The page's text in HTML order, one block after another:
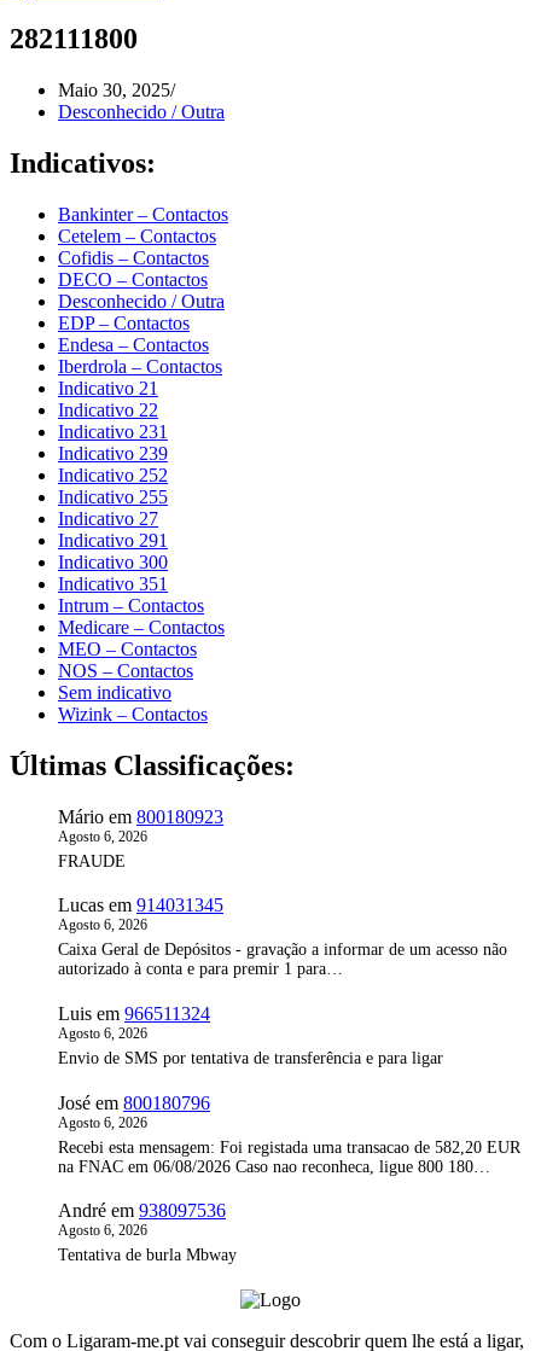
282111800
Maio 30, 2025
Desconhecido / Outra
Indicativos:
Bankinter – Contactos
Cetelem – Contactos
Cofidis – Contactos
DECO – Contactos
Desconhecido / Outra
EDP – Contactos
Endesa – Contactos
Iberdrola – Contactos
Indicativo 21
Indicativo 22
Indicativo 231
Indicativo 239
Indicativo 252
Indicativo 255
Indicativo 27
Indicativo 291
Indicativo 300
Indicativo 351
Intrum – Contactos
Medicare – Contactos
MEO – Contactos
NOS – Contactos
Sem indicativo
Wizink – Contactos
Últimas Classificações:
Mário em 800180923
Agosto 6, 2026
FRAUDE
Lucas em 914031345
Agosto 6, 2026
Caixa Geral de Depósitos - gravação a informar de um acesso não
autorizado à conta e para premir 1 para…
Luis em 966511324
Agosto 6, 2026
Envio de SMS por tentativa de transferência e para ligar
José em 800180796
Agosto 6, 2026
Recebi esta mensagem: Foi registada uma transacao de 582,20 EUR
na FNAC em 06/08/2026 Caso nao reconheca, ligue 800 180…
André em 938097536
Agosto 6, 2026
Tentativa de burla Mbway
Com o Ligaram-me.pt vai conseguir descobrir quem lhe está a ligar,